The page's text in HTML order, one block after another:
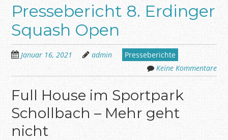
Pressebericht 8. Erdinger
Squash Open
Januar 16, 2021 admin
Presseberichte
Keine Kommentare
Full House im Sportpark
Schollbach – Mehr geht
nicht